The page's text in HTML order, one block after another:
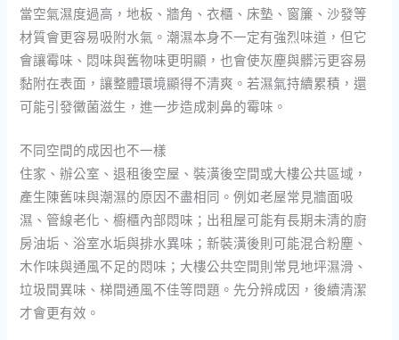
當空氣濕度過高，地板、牆角、衣櫃、床墊、窗簾、沙發等
材質會更容易吸附水氣。潮濕本身不一定有強烈味道，但它
會讓霉味、悶味與舊物味更明顯，也會使灰塵與髒污更容易
黏附在表面，讓整體環境顯得不清爽。若濕氣持續累積，還
可能引發黴菌滋生，進一步造成刺鼻的霉味。
不同空間的成因也不一樣
住家、辦公室、退租後空屋、裝潢後空間或大樓公共區域，
產生陳舊味與潮濕的原因不盡相同。例如老屋常見牆面吸
濕、管線老化、櫥櫃內部悶味；出租屋可能有長期未清的廚
房油垢、浴室水垢與排水異味；新裝潢後則可能混合粉塵、
木作味與通風不足的悶味；大樓公共空間則常見地坪濕滑、
垃圾間異味、梯間通風不佳等問題。先分辨成因，後續清潔
才會更有效。